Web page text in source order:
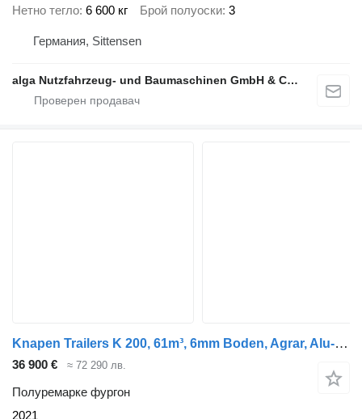
Нетно тегло 6 600 кг Брой полуоски 3
Германия, Sittensen
alga Nutzfahrzeug- und Baumaschinen GmbH & Co. KG
Knapen Trailers K 200, 61m³, 6mm Boden, Agrar, Alu-Felgen, BPW
36 900 € ≈ 72 290 лв.
Полуремарке фургон
2021